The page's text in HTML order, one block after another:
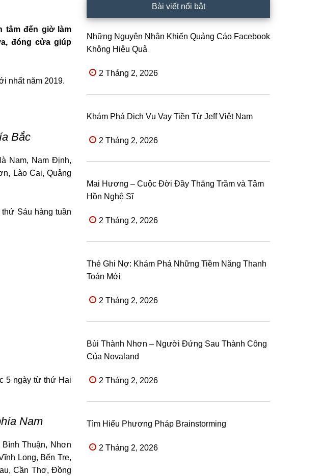
tâm đến giờ làm
đóng cửa giúp
nhất năm 2019.
Bắc
Nam, Nam Định,
Lào Cai, Quảng
Sáu hàng tuần
5 ngày từ thứ Hai
Nam
Thuận, Nhơn
Long, Bến Tre,
Cần Thơ, Đồng
Bài viết nổi bật
Những Nguyên Nhân Khiến Quảng Cáo Facebook
Không Hiệu Quả
2 Tháng 2, 2026
Khám Phá Dịch Vụ Vay Tiền Từ Jeff Việt Nam
2 Tháng 2, 2026
Mai Hương – Cuộc Đời Đầy Thăng Trầm và Tâm
Hồn Nghệ Sĩ
2 Tháng 2, 2026
Thẻ Ghi Nợ: Khám Phá Những Tiềm Năng Thanh
Toán Mới
2 Tháng 2, 2026
Bùi Thành Nhơn – Người Đứng Sau Thành Công
Của Novaland
2 Tháng 2, 2026
Tìm Hiểu Phương Pháp Brainstorming
2 Tháng 2, 2026